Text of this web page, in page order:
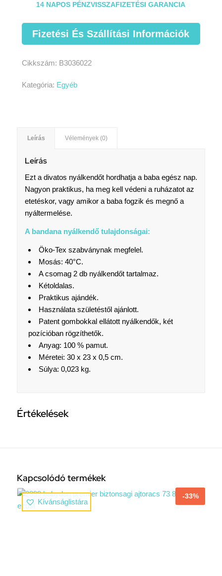
14 NAPOS PÉNZVISSZAFIZETÉSI GARANCIA
Fizetési És Szállítási Információk
Cikkszám: B3036022
Kategória: Egyéb
Leírás Vélemények (0)
Leírás
Ezt a divatos nyálkendőt hordhatja a baba egész nap.
Nagyon praktikus, ha meg kell védeni a ruházatot az
etetéskor, vagy amikor a baba fogzik és megnő a
nyáltermelése.
A bandana nyálkendő tulajdonságai:
Öko-Tex szabványnak megfelel.
Mosás: 40°C.
A csomag 2 db nyálkendőt tartalmaz.
Kétoldalas.
Praktikus ajándék.
Használata születéstől ajánlott.
Patent gombokkal ellátott nyálkendők, két
pozícióban rögzíthetők.
Anyag: 100 % pamut.
Méretei: 30 x 23 x 0,5 cm.
Súlya: 0,023 kg.
Értékelések
Kapcsolódó termékek
Kívánságlistára
-33%